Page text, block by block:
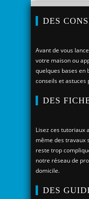
DES
Avant de vous
votre maison ou
quelques bases en
conseils et astuces
DES
Lisez ces tutoriaux
même des travaux
reste trop
notre réseau de
domicile.
DES